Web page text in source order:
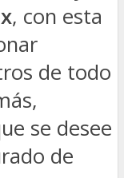
, con esta
de todo
se desee
de